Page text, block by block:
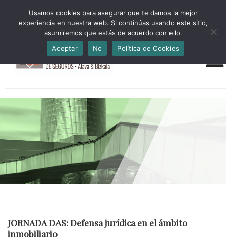
HORARIO INVIERNO Lun-Jue 09:00-16:30 Vier 9:00-14:00
administracion@cmsab.eus 94.442.43.43 Móvil y Whatsapp
688.889.170
JORNADA DAS: Defensa jurídica en el ámbito
inmobiliario
Usamos cookies para asegurar que te damos la mejor
experiencia en nuestra web. Si continúas usando este sitio,
asumiremos que estás de acuerdo con ello.
Aceptar
No Política de Cookies